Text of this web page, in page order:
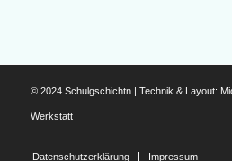
© 2024 Schulgschichtn | Technik & Layout:
Werkstatt
Datenschutzerklärung Impressum